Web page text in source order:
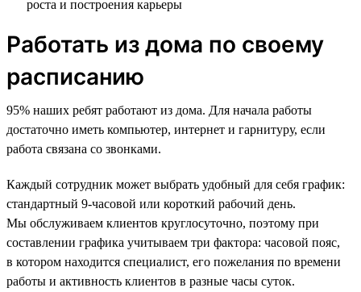
Работать из дома по своему
расписанию
95% наших ребят работают из дома. Для начала работы
достаточно иметь компьютер, интернет и гарнитуру, если
работа связана со звонками.
Каждый сотрудник может выбрать удобный для себя график:
стандартный 9-часовой или короткий рабочий день.
Мы обслуживаем клиентов круглосуточно, поэтому при
составлении графика учитываем три фактора: часовой пояс,
в котором находится специалист, его пожелания по времени
работы и активность клиентов в разные часы суток.